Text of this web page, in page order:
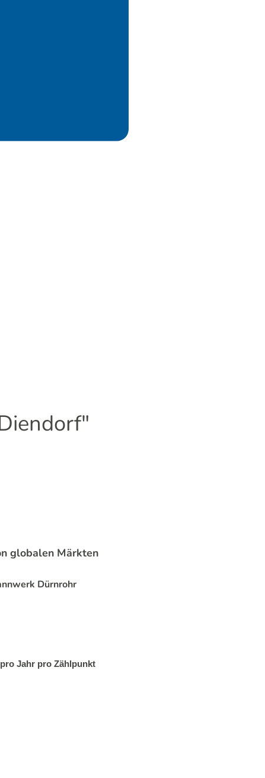
globalen Märkten
Dürnrohr
Jahr pro Zählpunkt